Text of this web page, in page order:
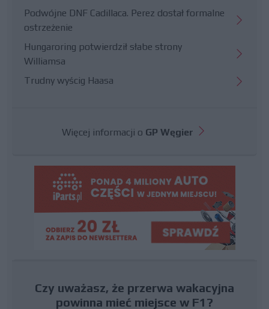
Podwójne DNF Cadillaca. Perez dostał formalne
ostrzeżenie
Hungaroring potwierdził słabe strony
Williamsa
Trudny wyścig Haasa
Więcej informacji o GP Węgier
Czy uważasz, że przerwa wakacyjna
powinna mieć miejsce w F1?